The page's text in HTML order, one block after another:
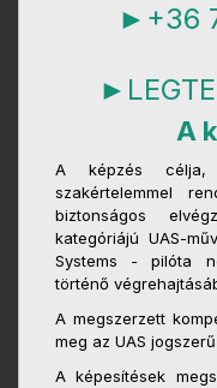
►+36
A
A képzés célja,
szakértelemmel
biztonságos
kategóriájú UAS-
Systems - pilóta
történő
A megszerzett
meg az UAS
A képesítések